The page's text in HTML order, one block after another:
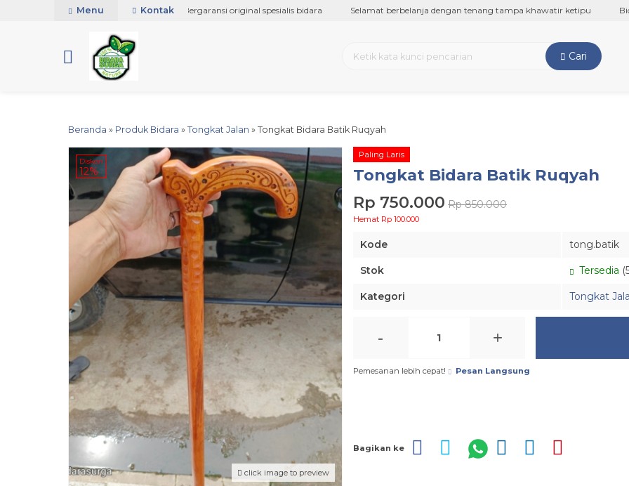
google-site-verification=jsSiN3JFrZmq1LAM4wH2enTZvqFEb4f83ruKyoGicmk
Ampuh atasi gangguan jin sihir Bergaransi original spesialis bidara Selamat berbelanja dengan tenang tampa khawatir ketipu
Menu Kontak
Cari
Beranda » Produk Bidara » Tongkat Jalan » Tongkat Bidara Batik Ruqyah
click image to preview
Diskon
12%
Paling Laris
Tongkat Bidara Batik Ruqyah
Rp 750.000 Rp 850.000
Hemat Rp 100.000
Kode tong.batik
Stok Tersedia
Kategori Tongkat
- +
Pemesanan lebih cepat! Pesan Langsung
Bagikan ke